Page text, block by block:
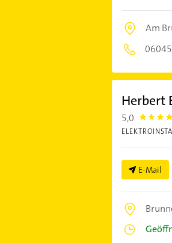
Am
Herbert
5,0 5.0
E-Mail